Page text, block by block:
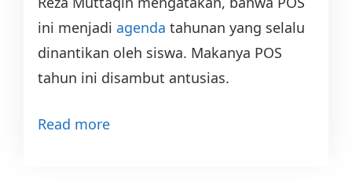
ini menjadi agenda tahunan yang selalu
dinantikan oleh siswa. Makanya POS
tahun ini dis­ambut antusias.
Read more